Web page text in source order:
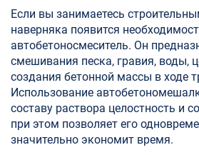
Если вы занимаетесь
наверняка появится
автобетоносмеситель. Он
смешивания песка, гравия, воды,
создания бетонной массы в ходе
Использование
составу раствора целостность и
при этом позволяет его
значительно экономит время.